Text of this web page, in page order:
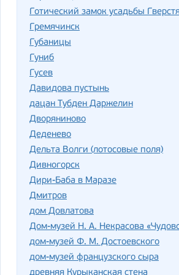
Готический замок усадьбы
Гремячинск
Губаницы
Гуниб
Гусев
Давидова пустынь
дацан Тубден Даржелин
Дворяниново
Деденево
Дельта Волги (лотосовые поля)
Дивногорск
Дири-Баба в Маразе
Дмитров
дом Довлатова
Дом-музей Н. А. Некрасова
дом-музей Ф. М. Достоевского
дом-музей французского сыра
древняя Курыканская стена